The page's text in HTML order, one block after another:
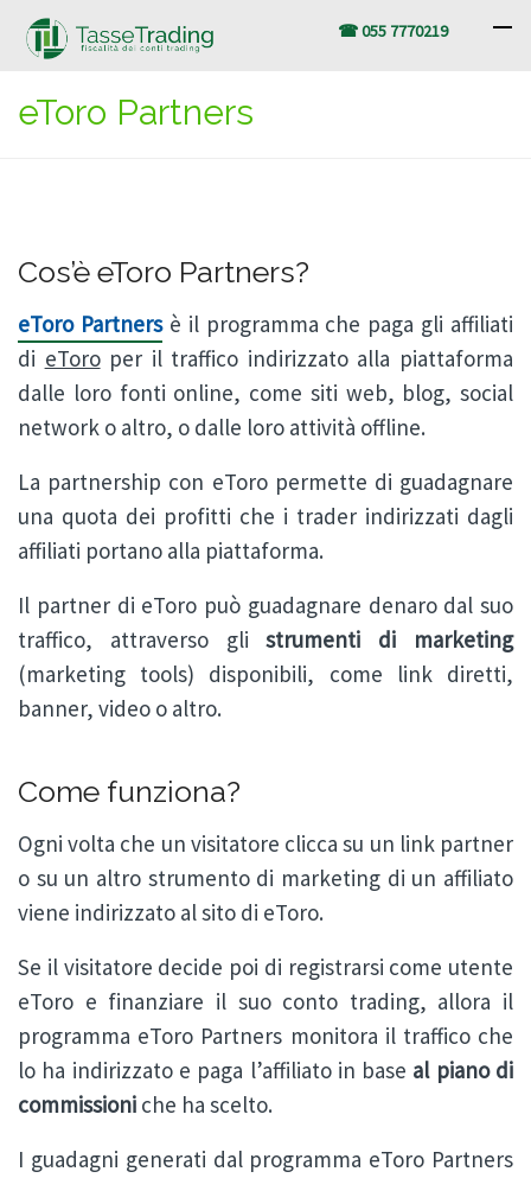
☎ 055 7770219
eToro Partners
Cos’è eToro Partners?
eToro Partnersè il programma che paga gli affiliati
di eToroper il traffico indirizzato alla piattaforma
dalle loro fonti online, come siti web, blog, social
network o altro, o dalle loro attività offline.
La partnership con eToro permette di guadagnare
una quota dei profitti che i trader indirizzati dagli
affiliati portano alla piattaforma.
Il partner di eToro può guadagnare denaro dal suo
traffico, attraverso glistrumenti di marketing
(marketing tools) disponibili, come link diretti,
banner, video o altro.
Come funziona?
Ogni volta che un visitatore clicca su un link partner
o su un altro strumento di marketing di un affiliato
viene indirizzato al sito di eToro.
Se il visitatore decide poi di registrarsi come utente
eToro e finanziare il suo conto trading, allora il
programma eToro Partners monitora il traffico che
lo ha indirizzato e paga l’affiliato in base al piano di
commissioni che ha scelto.
I guadagni generati dal programma eToro Partners